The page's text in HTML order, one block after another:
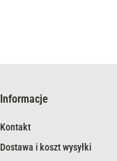
Informacje
Kontakt
Dostawa i koszt wysyłki